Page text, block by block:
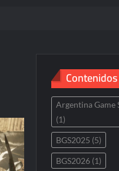
Contenidos
Argentina Game
(1)
BGS2025 (5)
BGS2026(1)